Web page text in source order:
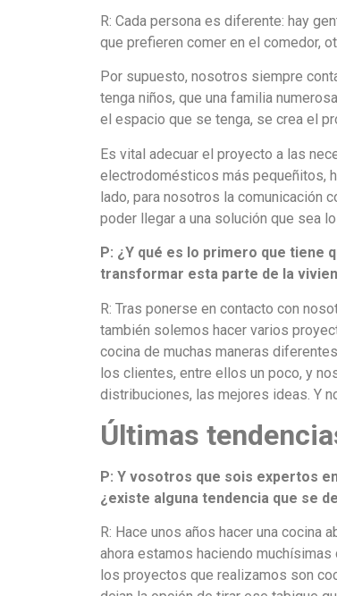
R: Cada persona es diferente: hay
que prefieren comer en el comedor,
Por supuesto, nosotros siempre
tenga niños, que una familia
el espacio que se tenga, se crea el
Es vital adecuar el proyecto a las
electrodomésticos más pequeñitos,
lado, para nosotros la comunicación
poder llegar a una solución que sea
P: ¿Y qué es lo primero que tiene
transformar esta parte de la
R: Tras ponerse en contacto con
también solemos hacer varios
cocina de muchas maneras
los clientes, entre ellos un poco, y
distribuciones, las mejores ideas. Y
Últimas
P: Y vosotros que sois expertos
¿existe alguna tendencia que se
R: Hace unos años hacer una cocina
ahora estamos haciendo
los proyectos que realizamos son